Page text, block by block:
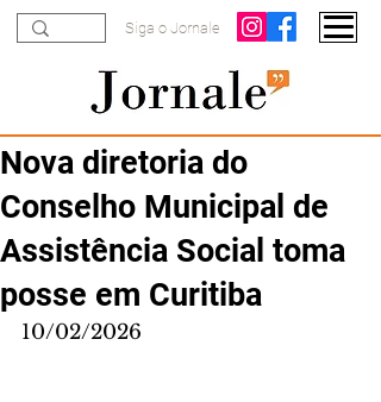
Siga o Jornale
Nova diretoria do
Conselho Municipal de
Assistência Social toma
posse em Curitiba
10/02/2026